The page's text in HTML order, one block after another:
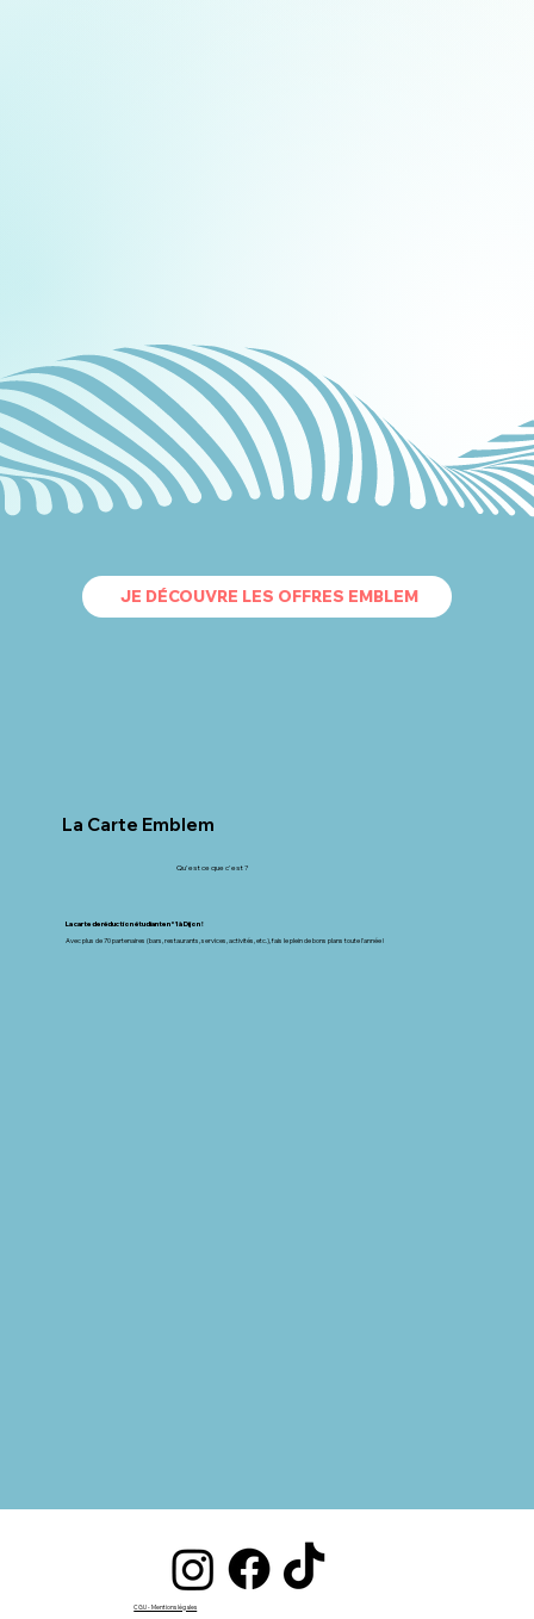
JE DÉCOUVRE LES OFFRES EMBLEM
La Carte Emblem
La carte de réduction étudiante n°1 à Dijon !
Avec plus de 70 partenaires (bars, restaurants, services, activités, etc.), fais le plein de bons plans toute l'année !
Qu'est ce que c'est ?
CGU - Mentions légales